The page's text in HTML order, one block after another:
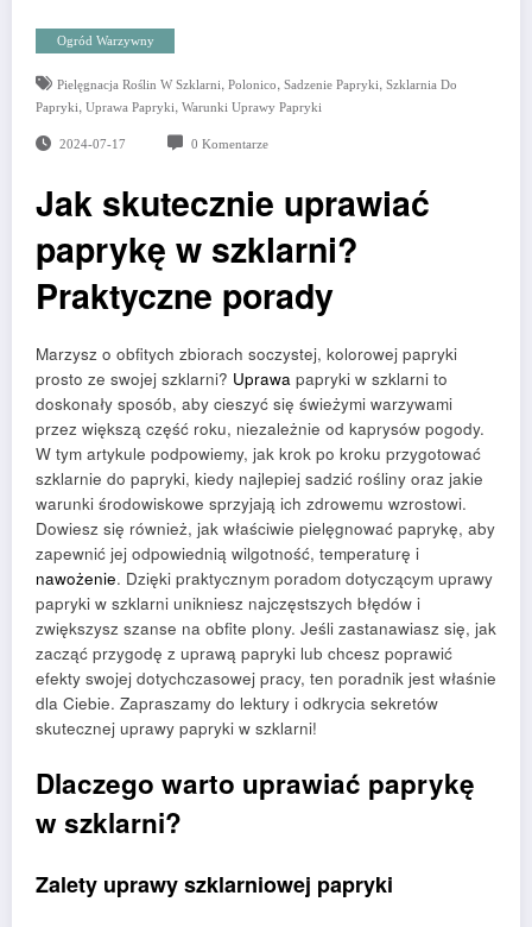
Ogród Warzywny
Pielęgnacja Roślin W Szklarni, Polonico, Sadzenie Papryki, Szklarnia Do
Papryki, Uprawa Papryki, Warunki Uprawy Papryki
2024-07-17 0 Komentarze
Jak skutecznie uprawiać
paprykę w szklarni?
Praktyczne porady
Marzysz o obfitych zbiorach soczystej, kolorowej papryki
prosto ze swojej szklarni? Uprawa papryki w szklarni to
doskonały sposób, aby cieszyć się świeżymi warzywami
przez większą część roku, niezależnie od kaprysów pogody.
W tym artykule podpowiemy, jak krok po kroku przygotować
szklarnie do papryki, kiedy najlepiej sadzić rośliny oraz jakie
warunki środowiskowe sprzyjają ich zdrowemu wzrostowi.
Dowiesz się również, jak właściwie pielęgnować paprykę, aby
zapewnić jej odpowiednią wilgotność, temperaturę i
nawożenie. Dzięki praktycznym poradom dotyczącym uprawy
papryki w szklarni unikniesz najczęstszych błędów i
zwiększysz szanse na obfite plony. Jeśli zastanawiasz się, jak
zacząć przygodę z uprawą papryki lub chcesz poprawić
efekty swojej dotychczasowej pracy, ten poradnik jest właśnie
dla Ciebie. Zapraszamy do lektury i odkrycia sekretów
skutecznej uprawy papryki w szklarni!
Dlaczego warto uprawiać paprykę
w szklarni?
Zalety uprawy szklarniowej papryki